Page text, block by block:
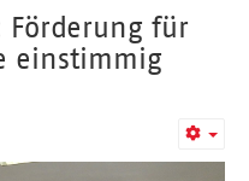
Förderung für
einstimmig